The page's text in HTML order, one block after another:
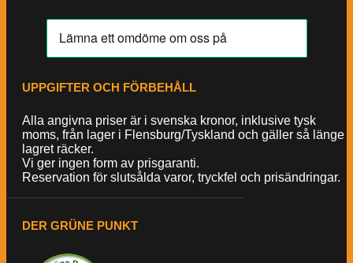
UPPGIFTER OCH FÖRBEHÅLL
Alla angivna priser är i svenska kronor, inklusive tysk
moms, från lager i Flensburg/Tyskland och gäller så länge
lagret räcker.
Vi ger ingen form av prisgaranti.
Reservation för slutsålda varor, tryckfel och prisändringar.
DER GRÜNE PUNKT